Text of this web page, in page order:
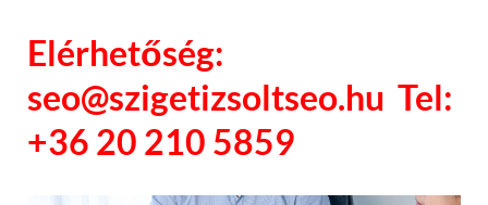
Elérhetőség:
seo@szigetizsoltseo.hu Tel:
+36 20 210 5859